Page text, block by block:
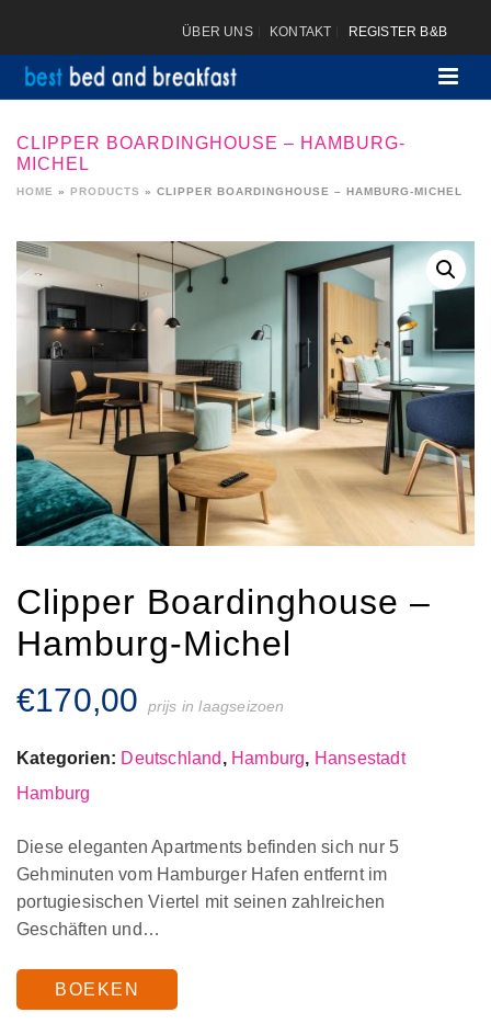
ÜBER UNS KONTAKT REGISTER B&B
CLIPPER BOARDINGHOUSE – HAMBURG-
MICHEL
HOME » PRODUCTS » CLIPPER BOARDINGHOUSE – HAMBURG-MICHEL
Clipper Boardinghouse –
Hamburg-Michel
€170,00 prijs in laagseizoen
Kategorien: Deutschland , Hamburg, Hansestadt
Hamburg
Diese eleganten Apartments befinden sich nur 5
Gehminuten vom Hamburger Hafen entfernt im
portugiesischen Viertel mit seinen zahlreichen
Geschäften und…
BOEKEN